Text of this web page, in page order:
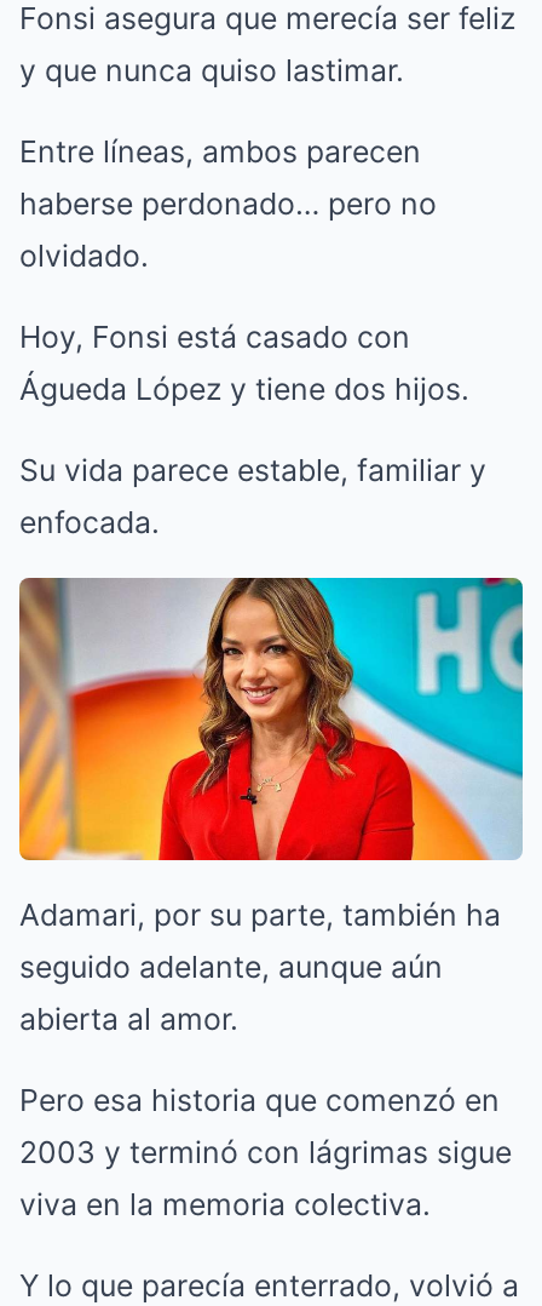
Fonsi asegura que merecía ser feliz
y que nunca quiso lastimar.
Entre líneas, ambos parecen
haberse perdonado… pero no
olvidado.
Hoy, Fonsi está casado con
Águeda López y tiene dos hijos.
Su vida parece estable, familiar y
enfocada.
Adamari, por su parte, también ha
seguido adelante, aunque aún
abierta al amor.
Pero esa historia que comenzó en
2003 y terminó con lágrimas sigue
viva en la memoria colectiva.
Y lo que parecía enterrado, volvió a